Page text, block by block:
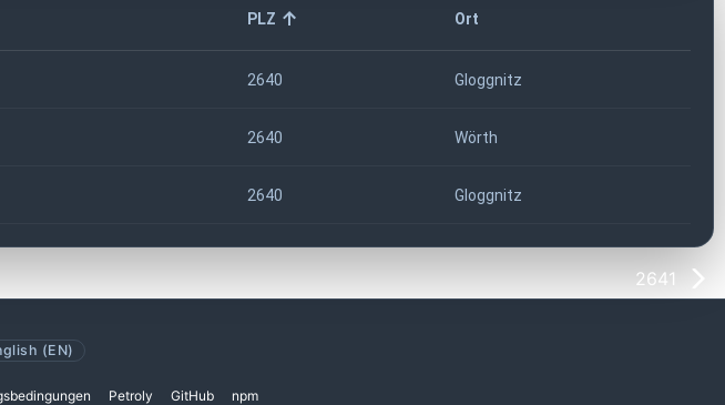
PLZ Ort
2640 Gloggnitz
2640 Wörth
2640 Gloggnitz
2641
(EN)
Petroly GitHub npm